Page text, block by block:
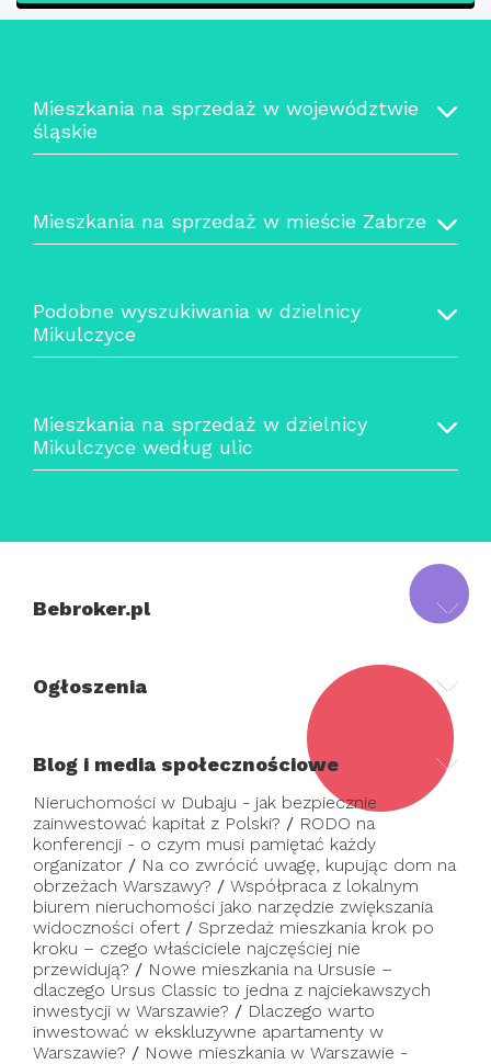
Mieszkania na sprzedaż w województwie
śląskie
Mieszkania na sprzedaż w mieście Zabrze
Podobne wyszukiwania w dzielnicy
Mikulczyce
Mieszkania na sprzedaż w dzielnicy
Mikulczyce według ulic
Bebroker.pl
Ogłoszenia
Blog i media społecznościowe
Nieruchomości w Dubaju - jak bezpiecznie
zainwestować kapitał z Polski? / RODO na
konferencji - o czym musi pamiętać każdy
organizator / Na co zwrócić uwagę, kupując dom na
obrzeżach Warszawy? / Współpraca z lokalnym
biurem nieruchomości jako narzędzie zwiększania
widoczności ofert / Sprzedaż mieszkania krok po
kroku – czego właściciele najczęściej nie
przewidują? / Nowe mieszkania na Ursusie –
dlaczego Ursus Classic to jedna z najciekawszych
inwestycji w Warszawie? / Dlaczego warto
inwestować w ekskluzywne apartamenty w
Warszawie? / Nowe mieszkania w Warszawie -